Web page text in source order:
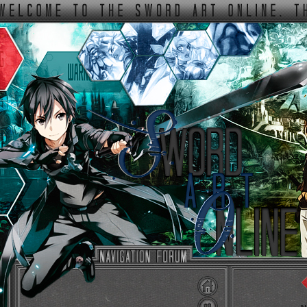
ФОРУМ